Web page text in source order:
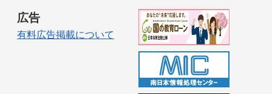
広告
有料広告掲載について